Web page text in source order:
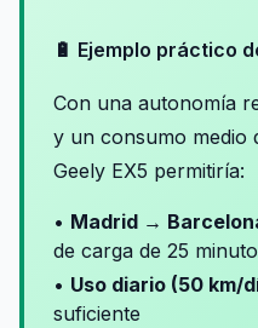
🔋 Ejemplo práctico
Con una autonomía
y un consumo medio
Geely EX5 permitiría:
• Madrid →
de carga de 25
• Uso diario (50 km/
suficiente